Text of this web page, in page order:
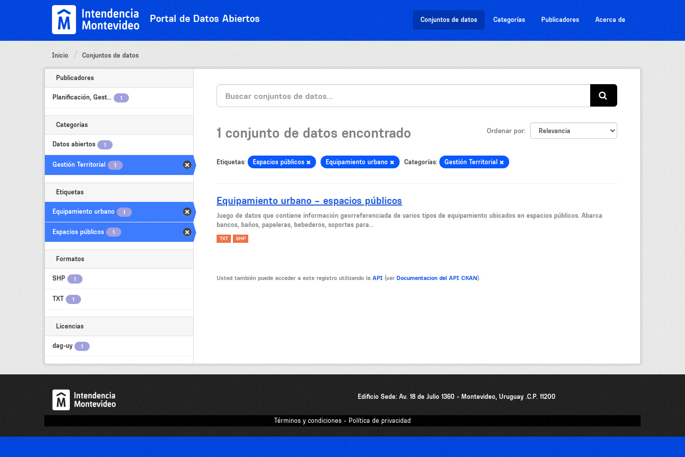
Portal de Datos Abiertos Conjuntos de datos Categorías Publicadores Acerca de
Inicio Conjuntos de datos
Publicadores
Planificación, Gest... 1
Categorías
Datos abiertos 1
Gestión Territorial 1
Etiquetas
Equipamiento urbano 1
Espacios públicos 1
Formatos
SHP 1
TXT 1
Licencias
dag-uy 1
Ordenar por
1 conjunto de datos encontrado
Etiquetas: Espacios públicos Equipamiento urbano Categorías: Gestión Territorial
Equipamiento urbano – espacios públicos
Juego de datos que contiene información georreferenciada de varios tipos de equipamiento ubicados en espacios públicos. Abarca
bancos, baños, papeleras, bebederos, soportes para...
TXT SHP
Usted también puede acceder a este registro utilizando la API (ver Documentacion del API CKAN).
Edificio Sede: Av. 18 de Julio 1360 - Montevideo, Uruguay .C.P. 11200
Términos y condiciones - Política de privacidad